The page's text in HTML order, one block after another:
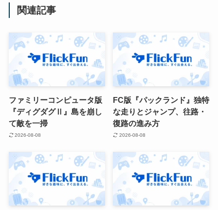
関連記事
ファミリーコンピュータ版
『ディグダグⅡ』島を崩し
て敵を一掃
2026-08-08
FC版『パックランド』独特
な走りとジャンプ、往路・
復路の進み方
2026-08-08